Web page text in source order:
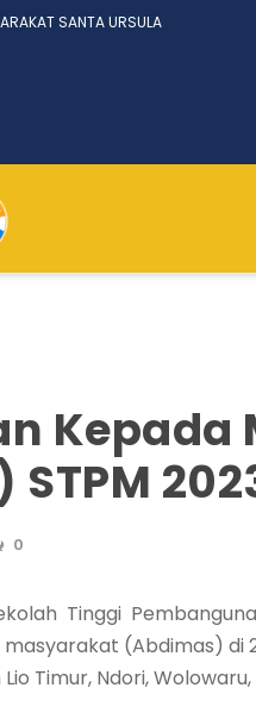
SANTA URSULA
0
Tinggi
(Abdimas)
Timur, Ndori,